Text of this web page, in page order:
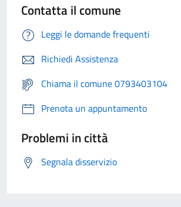
Contatta il comune
Leggi le domande frequenti
Richiedi Assistenza
Chiama il comune 0793403104
Prenota un appuntamento
Problemi in città
Segnala disservizio